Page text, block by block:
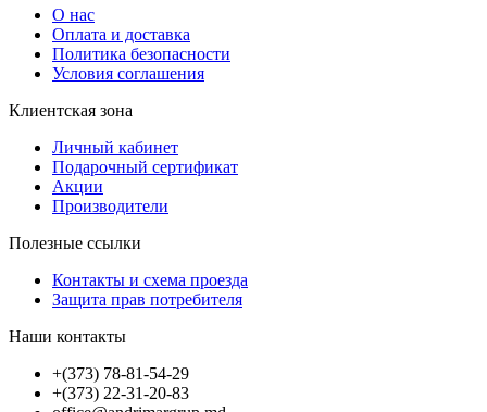
О нас
Оплата и доставка
Политика безопасности
Условия соглашения
Клиентская зона
Личный кабинет
Подарочный сертификат
Акции
Производители
Полезные ссылки
Контакты и схема проезда
Защита прав потребителя
Наши контакты
+(373) 78-81-54-29
+(373) 22-31-20-83